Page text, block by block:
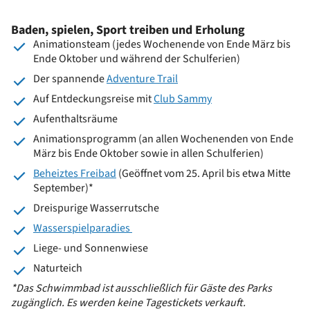
Baden, spielen, Sport treiben und Erholung
Animationsteam (jedes Wochenende von Ende März bis
Ende Oktober und während der Schulferien)
Der spannendeAdventure Trail
Auf Entdeckungsreise mitClub Sammy
Aufenthaltsräume
Animationsprogramm (an allen Wochenenden von Ende
März bis Ende Oktober sowie in allen Schulferien)
Beheiztes Freibad (Geöffnet vom 25. April bis etwa Mitte
September)*
Dreispurige Wasserrutsche
Wasserspielparadies
Liege- und Sonnenwiese
Naturteich
*Das Schwimmbad ist ausschließlich für Gäste des Parks
zugänglich. Es werden keine Tagestickets verkauft.